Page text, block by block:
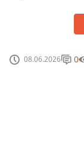
08.06.2026 0